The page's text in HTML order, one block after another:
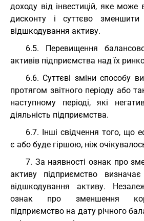
доходу від інвестицій, яке може
дисконту і суттєво зменшити
відшкодування активу.
6.5. Перевищення
активів підприємства над їх
6.6. Суттєві зміни способу
протягом звітного періоду або
наступному періоді, які
діяльність підприємства.
6.7. Інші свідчення того, що
є або буде гіршою, ніж
7. За наявності ознак про
активу підприємство
відшкодування активу.
ознак про зменшення
підприємство на дату річного